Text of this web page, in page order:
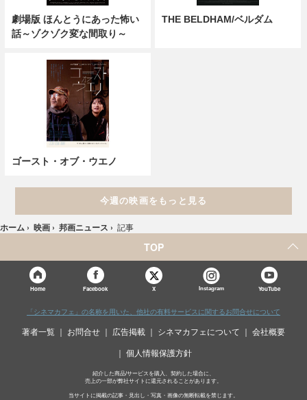
劇場版 ほんとうにあった怖い
話～ゾクゾク変な間取り～
THE BELDHAM/ベルダム
ゴースト・オブ・ウエノ
今週の映画をもっと見る
ホーム › 映画 › 邦画ニュース › 記事
TOP
Home Facebook X Instagram YouTube
「シネマカフェ」の名称を用いた、他社の有料サービスに関するお問合せについて
著者一覧 お問合せ 広告掲載 シネマカフェについて 会社概要
個人情報保護方針
紹介した商品/サービスを購入、契約した場合に、
売上の一部が弊社サイトに還元されることがあります。
当サイトに掲載の記事・見出し・写真・画像の無断転載を禁じます。